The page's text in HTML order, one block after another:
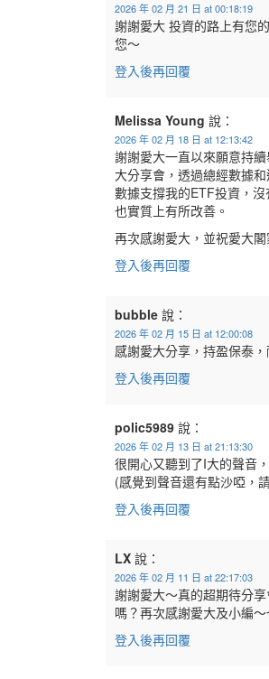
2026 年 02 月 21 日 at 00:18:19
謝謝愛大 投資的路上有您
您～
登入後再回覆
Melissa Young 說：
2026 年 02 月 18 日 at 12:13:42
謝謝愛大一直以來願意持
大分享會，透過總經數據
數據支撐我的ETF投資，
也實質上有所改善。
再次感謝愛大，並祝愛大閣
登入後再回覆
bubble 說：
2026 年 02 月 15 日 at 12:00:08
感謝愛大分享，持盈保泰
登入後再回覆
polic5989 說：
2026 年 02 月 13 日 at 21:13:30
很開心又聽到了I大的聲音
(感覺到聲音還有點沙啞，
登入後再回覆
LX 說：
2026 年 02 月 11 日 at 22:17:03
謝謝愛大～真的超期待分
嗎？再次感謝愛大及小編
登入後再回覆